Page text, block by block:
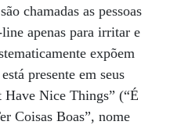
chamadas as pessoas
apenas para irritar e
expõem
presente em seus
Nice Things” (“É
Coisas Boas”, nome